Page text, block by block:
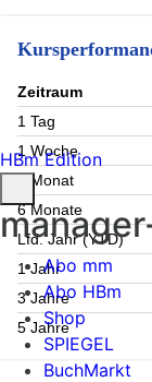
Zeitraum
1 Tag
1 Woche
1 Monat
6 Monate
Lfd. Jahr (YTD)
1 Jahr
3 Jahre
5 Jahre
HBm Edition
Abo mm
Abo HBm
Shop
SPIEGEL
BuchMarkt